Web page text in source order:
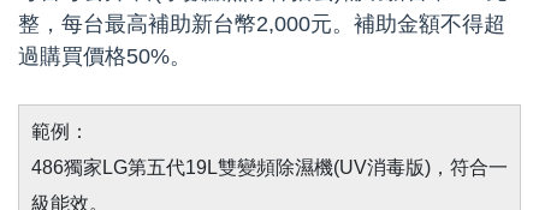
整，每台最高補助新台幣2,000元。補助金額不得超
過購買價格50%。
範例：
486獨家LG第五代19L雙變頻除濕機(UV消毒版)，符合一
級能效。